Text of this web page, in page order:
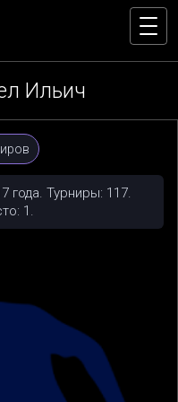
Ильич
года. Турниры: 117.
1.